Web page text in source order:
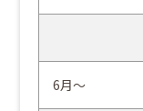
6月～